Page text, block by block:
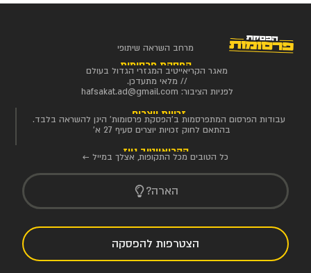
מרחב השראה שיתופי
הפסקת פרסומות
מאגר הקריאייטיב המגזרי הגדול בעולם
// מלאי מתעדכן.
לפניות הציבור: hafsakat.ad@gmail.com
זכויות יוצרים
עבודות הפרסום המתפרסמות ב'הפסקת פרסומות' הינן להשראה בלבד.
בהתאם לחוק זכויות יוצרים סעיף 27 א'
הקריאייטיב ניוז
כל הטובים מכל התקופות, אצלך במייל ←
הארה?
הצטרפות להפסקה